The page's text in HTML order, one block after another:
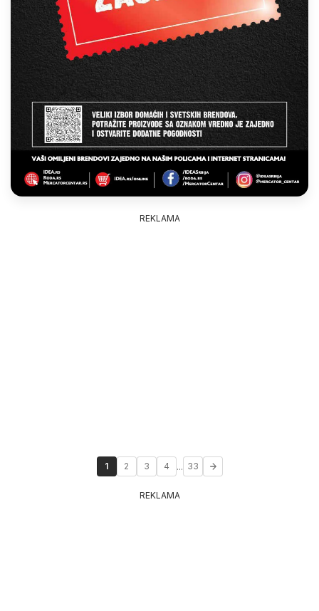
REKLAMA
1 2 3 4 ... 33
REKLAMA